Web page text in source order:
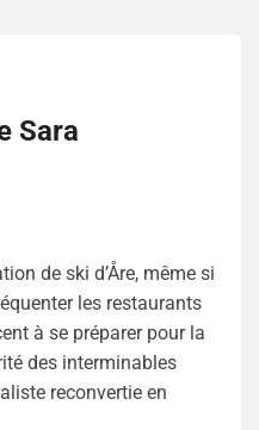
Sara
de ski d’Åre, même si
les restaurants
à se préparer pour la
des interminables
reconvertie en